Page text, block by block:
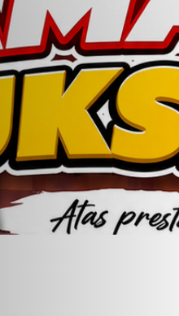
2026
MPLS Ramah...